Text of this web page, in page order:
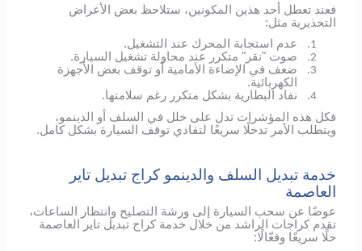
فعند تعطل أحد هذين المكونين، ستلاحظ بعض الأعراض
التحذيرية مثل:
1. عدم استجابة المحرك عند التشغيل.
2. صوت "نقر" متكرر عند محاولة تشغيل السيارة.
3.
ضعف في الإضاءة الأمامية أو توقف بعض الأجهزة
الكهربائية.
4.
نفاد البطارية بشكل متكرر رغم سلامتها.
فكل هذه المؤشرات تدل على خلل في السلف أو الدينمو،
ويتطلب الأمر تدخلًا سريعًا لتفادي توقف السيارة بشكل كامل.
خدمة تبديل السلف والدينمو كراج تبديل تاير
العاصمة
عوضًا عن سحب السيارة إلى ورشة التصليح وانتظار الساعات،
تقدم كراجات الراشد من خلال خدمة كراج تبديل تاير العاصمة
حلًا سريعًا وفعّالًا: